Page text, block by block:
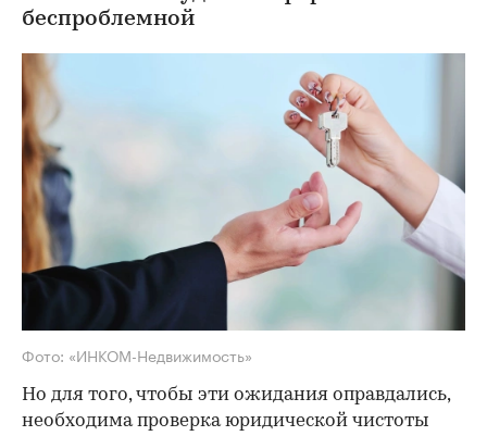
беспроблемной
Фото: «ИНКОМ-Недвижимость»
Но для того, чтобы эти ожидания оправдались,
необходима проверка юридической чистоты